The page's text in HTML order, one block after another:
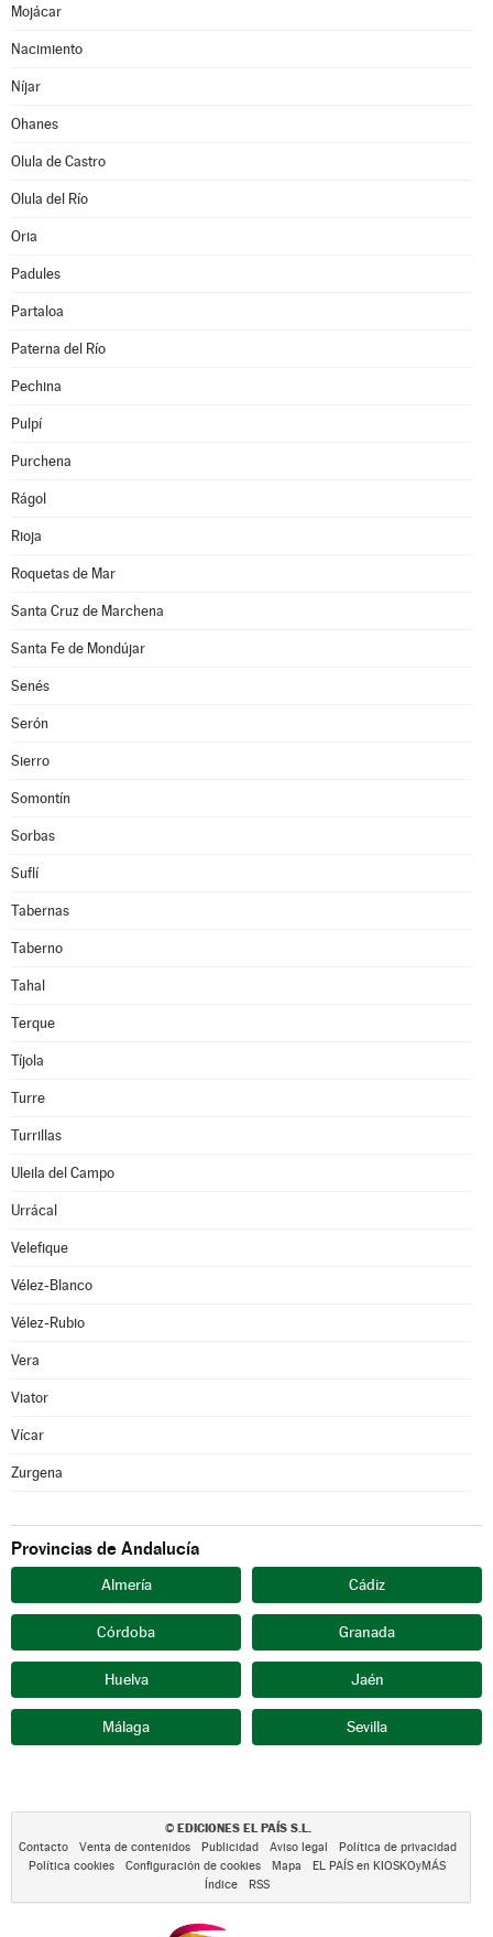
Mojácar
Nacimiento
Níjar
Ohanes
Olula de Castro
Olula del Río
Oria
Padules
Partaloa
Paterna del Río
Pechina
Pulpí
Purchena
Rágol
Rioja
Roquetas de Mar
Santa Cruz de Marchena
Santa Fe de Mondújar
Senés
Serón
Sierro
Somontín
Sorbas
Suflí
Tabernas
Taberno
Tahal
Terque
Tíjola
Turre
Turrillas
Uleila del Campo
Urrácal
Velefique
Vélez-Blanco
Vélez-Rubio
Vera
Viator
Vícar
Zurgena
Provincias de Andalucía
Almería Cádiz
Córdoba Granada
Huelva Jaén
Málaga Sevilla
© EDICIONES EL PAÍS S.L.
Contacto Venta de contenidos Publicidad Aviso legal
Política de privacidad
Política cookies
Configuración de cookies Mapa
EL PAÍS en KIOSKOyMÁS
Índice
RSS